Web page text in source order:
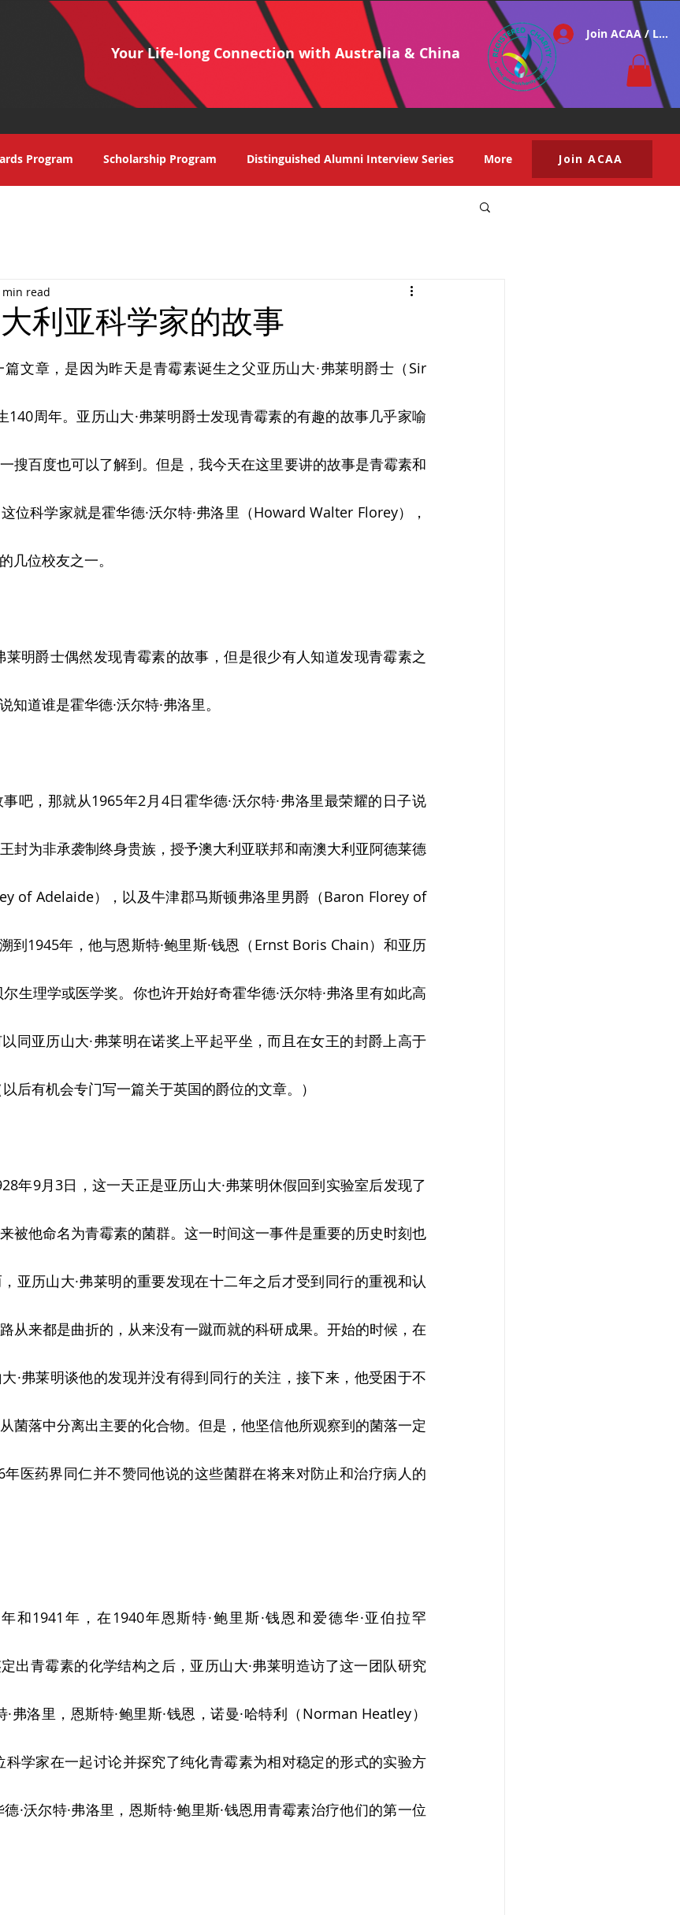
Your Life-long Connection with Australia & China
Join ACAA / Log
Program Scholarship Program Distinguished Alumni Interview Series More Join ACAA
利亚科学家的故事
min read
文章，是因为昨天是青霉素诞生之父亚历山大·弗莱明爵士（Sir
周年。亚历山大·弗莱明爵士发现青霉素的有趣的故事几乎家喻
搜百度也可以了解到。但是，我今天在这里要讲的故事是青霉素和
位科学家就是霍华德·沃尔特·弗洛里（Howard Walter Florey），
几位校友之一。
莱明爵士偶然发现青霉素的故事，但是很少有人知道发现青霉素之
道谁是霍华德·沃尔特·弗洛里。
吧，那就从1965年2月4日霍华德·沃尔特·弗洛里最荣耀的日子说
封为非承袭制终身贵族，授予澳大利亚联邦和南澳大利亚阿德莱德
of Adelaide），以及牛津郡马斯顿弗洛里男爵（Baron Florey of
到1945年，他与恩斯特·鲍里斯·钱恩（Ernst Boris Chain）和亚历
生理学或医学奖。你也许开始好奇霍华德·沃尔特·弗洛里有如此高
同亚历山大·弗莱明在诺奖上平起平坐，而且在女王的封爵上高于
后有机会专门写一篇关于英国的爵位的文章。）
年9月3日，这一天正是亚历山大·弗莱明休假回到实验室后发现了
被他命名为青霉素的菌群。这一时间这一事件是重要的历史时刻也
亚历山大·弗莱明的重要发现在十二年之后才受到同行的重视和认
从来都是曲折的，从来没有一蹴而就的科研成果。开始的时候，在
·弗莱明谈他的发现并没有得到同行的关注，接下来，他受困于不
菌落中分离出主要的化合物。但是，他坚信他所观察到的菌落一定
医药界同仁并不赞同他说的这些菌群在将来对防止和治疗病人的
和1941年，在1940年恩斯特·鲍里斯·钱恩和爱德华·亚伯拉罕
出青霉素的化学结构之后，亚历山大·弗莱明造访了这一团队研究
·弗洛里，恩斯特·鲍里斯·钱恩，诺曼·哈特利（Norman Heatley）
科学家在一起讨论并探究了纯化青霉素为相对稳定的形式的实验方
·沃尔特·弗洛里，恩斯特·鲍里斯·钱恩用青霉素治疗他们的第一位